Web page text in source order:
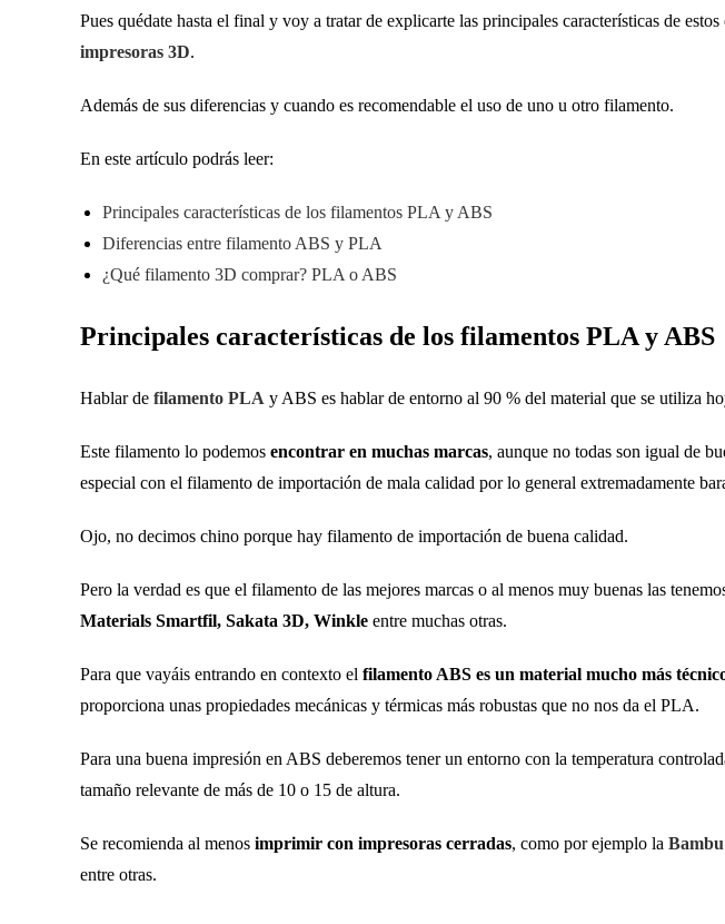
Pues quédate hasta el final y voy a tratar de explicarte las principales características de estos
impresoras 3D.
Además de sus diferencias y cuando es recomendable el uso de uno u otro filamento.
En este artículo podrás leer:
Principales características de los filamentos PLA y ABS
Diferencias entre filamento ABS y PLA
¿Qué filamento 3D comprar? PLA o ABS
Principales características de los filamentos PLA y ABS
Hablar de filamento PLA y ABS es hablar de entorno al 90 % del material que se utiliza
Este filamento lo podemos encontrar en muchas marcas, aunque no todas son igual de
especial con el filamento de importación de mala calidad por lo general extremadamente
Ojo, no decimos chino porque hay filamento de importación de buena calidad.
Pero la verdad es que el filamento de las mejores marcas o al menos muy buenas las
Materials Smartfil, Sakata 3D, Winkle entre muchas otras.
Para que vayáis entrando en contexto el filamento ABS es un material mucho más
proporciona unas propiedades mecánicas y térmicas más robustas que no nos da el PLA.
Para una buena impresión en ABS deberemos tener un entorno con la temperatura
tamaño relevante de más de 10 o 15 de altura.
Se recomienda al menos imprimir con impresoras cerradas, como por ejemplo la
entre otras.